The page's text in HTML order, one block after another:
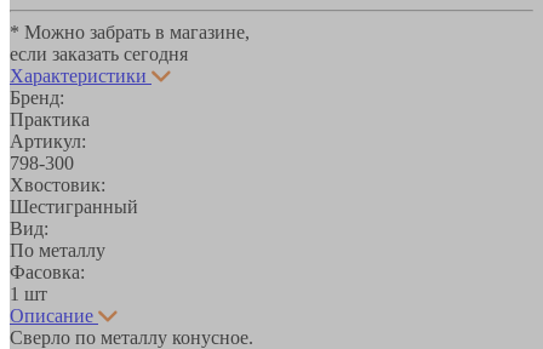
* Можно забрать в магазине,
если заказать сегодня
Характеристики
Бренд:
Практика
Артикул:
798-300
Хвостовик:
Шестигранный
Вид:
По металлу
Фасовка:
1 шт
Описание
Сверло по металлу конусное.